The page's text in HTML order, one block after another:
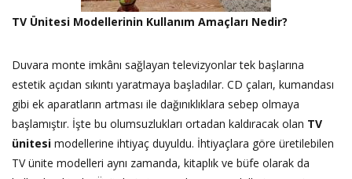
TV Ünitesi Modellerinin Kullanım Amaçları Nedir?
Duvara monte imkânı sağlayan televizyonlar tek başlarına
estetik açıdan sıkıntı yaratmaya başladılar. CD çaları, kumandası
gibi ek aparatların artması ile dağınıklıklara sebep olmaya
başlamıştır. İşte bu olumsuzlukları ortadan kaldıracak olan TV
ünitesi modellerine ihtiyaç duyuldu. İhtiyaçlara göre üretilebilen
TV ünite modelleri aynı zamanda, kitaplık ve büfe olarak da